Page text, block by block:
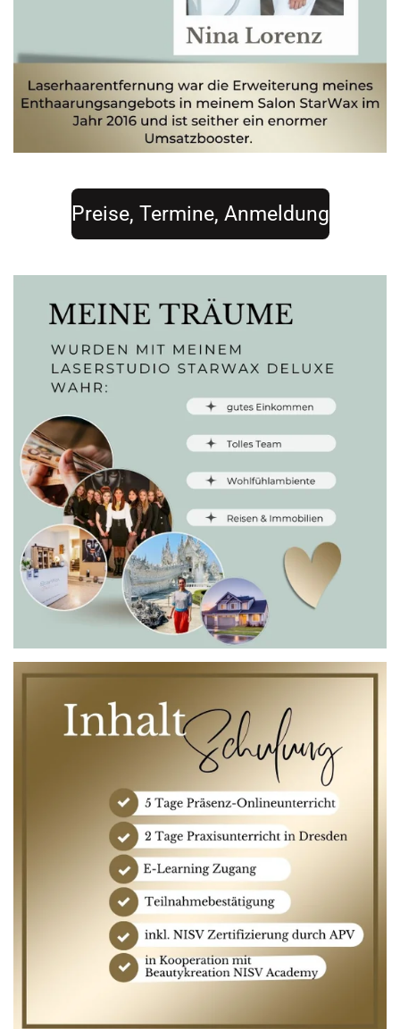
Preise, Termine, Anmeldung